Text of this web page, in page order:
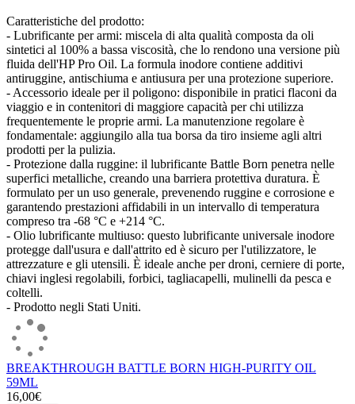
Caratteristiche del prodotto:
- Lubrificante per armi: miscela di alta qualità composta da oli
sintetici al 100% a bassa viscosità, che lo rendono una versione più
fluida dell'HP Pro Oil. La formula inodore contiene additivi
antiruggine, antischiuma e antiusura per una protezione superiore.
- Accessorio ideale per il poligono: disponibile in pratici flaconi da
viaggio e in contenitori di maggiore capacità per chi utilizza
frequentemente le proprie armi. La manutenzione regolare è
fondamentale: aggiungilo alla tua borsa da tiro insieme agli altri
prodotti per la pulizia.
- Protezione dalla ruggine: il lubrificante Battle Born penetra nelle
superfici metalliche, creando una barriera protettiva duratura. È
formulato per un uso generale, prevenendo ruggine e corrosione e
garantendo prestazioni affidabili in un intervallo di temperatura
compreso tra -68 °C e +214 °C.
- Olio lubrificante multiuso: questo lubrificante universale inodore
protegge dall'usura e dall'attrito ed è sicuro per l'utilizzatore, le
attrezzature e gli utensili. È ideale anche per droni, cerniere di porte,
chiavi inglesi regolabili, forbici, tagliacapelli, mulinelli da pesca e
coltelli.
- Prodotto negli Stati Uniti.
BREAKTHROUGH BATTLE BORN HIGH-PURITY OIL
59ML
16,00€